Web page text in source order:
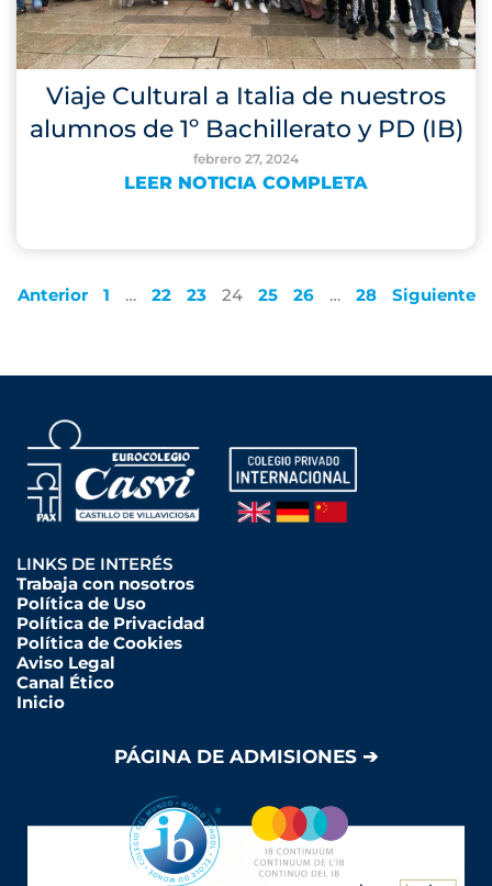
Viaje Cultural a Italia de nuestros
alumnos de 1º Bachillerato y PD (IB)
febrero 27, 2024
LEER NOTICIA COMPLETA
Anterior 1 … 22 23 24 25 26 … 28 Siguiente
LINKS DE INTERÉS
Trabaja con nosotros
Política de Uso
Política de Privacidad
Política de Cookies
Aviso Legal
Canal Ético
Inicio
PÁGINA DE ADMISIONES ➔